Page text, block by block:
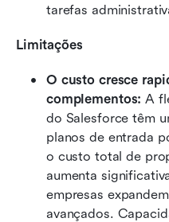
tarefas
Limitações
O custo cresce
complementos: A
do Salesforce têm
planos de entrada
o custo total de
aumenta
empresas
avançados.